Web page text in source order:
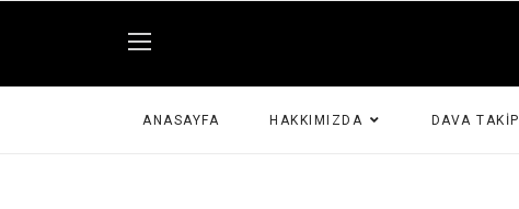
ANASAYFA HAKKIMIZDA DAVA TAKIP